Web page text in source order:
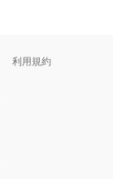
利用規約